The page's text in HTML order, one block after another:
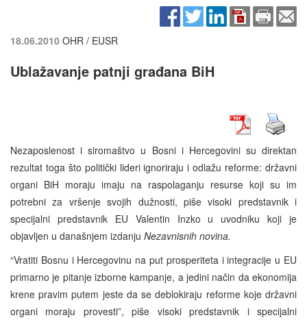
18.06.2010 OHR / EUSR
Ublažavanje patnji građana BiH
Nezaposlenost i siromaštvo u Bosni i Hercegovini su direktan
rezultat toga što politički lideri ignoriraju i odlažu reforme: državni
organi BiH moraju imaju na raspolaganju resurse koji su im
potrebni za vršenje svojih dužnosti, piše visoki predstavnik i
specijalni predstavnik EU Valentin Inzko u uvodniku koji je
objavljen u današnjem izdanju Nezavnisnih novina.
“Vratiti Bosnu i Hercegovinu na put prosperiteta i integracije u EU
primarno je pitanje izborne kampanje, a jedini način da ekonomija
krene pravim putem jeste da se deblokiraju reforme koje državni
organi moraju provesti”, piše visoki predstavnik i specijalni